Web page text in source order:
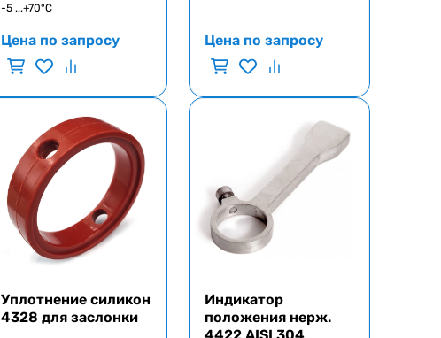
-5 ...+70°C
Цена по запросу Цена по запросу
Уплотнение силикон
4328 для заслонки
Индикатор
положения нерж.